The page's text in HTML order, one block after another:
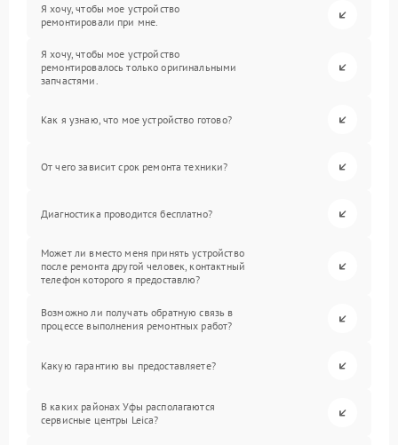
Я хочу, чтобы мое устройство
ремонтировали при мне.
Я хочу, чтобы мое устройство
ремонтировалось только оригинальными
запчастями.
Как я узнаю, что мое устройство готово?
От чего зависит срок ремонта техники?
Диагностика проводится бесплатно?
Может ли вместо меня принять устройство
после ремонта другой человек, контактный
телефон которого я предоставлю?
Возможно ли получать обратную связь в
процессе выполнения ремонтных работ?
Какую гарантию вы предоставляете?
В каких районах Уфы располагаются
сервисные центры Leica?